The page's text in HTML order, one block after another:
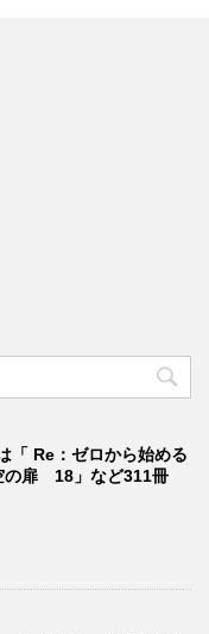
「 Re：ゼロから始める
の扉 18」など311冊